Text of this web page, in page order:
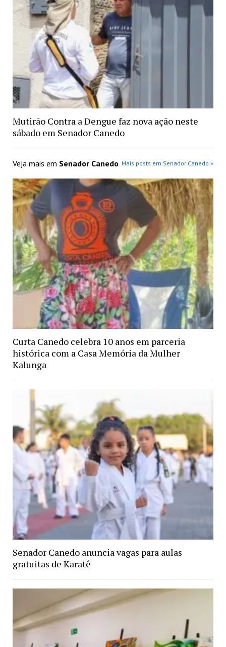
Mutirão Contra a Dengue faz nova ação neste
sábado em Senador Canedo
Veja mais em Senador Canedo Mais posts em Senador Canedo »
Curta Canedo celebra 10 anos em parceria
histórica com a Casa Memória da Mulher
Kalunga
Senador Canedo anuncia vagas para aulas
gratuitas de Karatê